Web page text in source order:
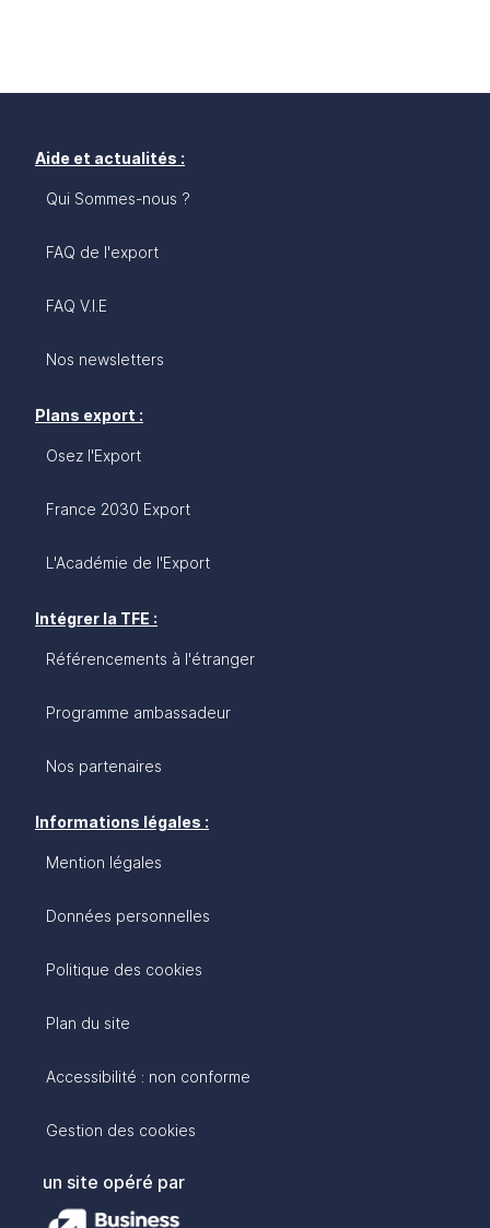
suédois ? Ce guide vise à offrir un panorama
récentes pour aider les entreprises françaises à
perçue comme un marché de niche.
Aide et actualités :
Qui Sommes-nous ?
FAQ de l'export
FAQ V.I.E
Nos newsletters
Plans export :
Osez l'Export
France 2030 Export
L'Académie de l'Export
Intégrer la TFE :
Référencements à l'étranger
Programme ambassadeur
Nos partenaires
Informations légales :
Mention légales
Données personnelles
Politique des cookies
Plan du site
Accessibilité : non conforme
Gestion des cookies
un site opéré par